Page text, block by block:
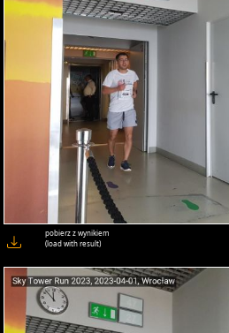
pobierz z wynikiem
(load with result)